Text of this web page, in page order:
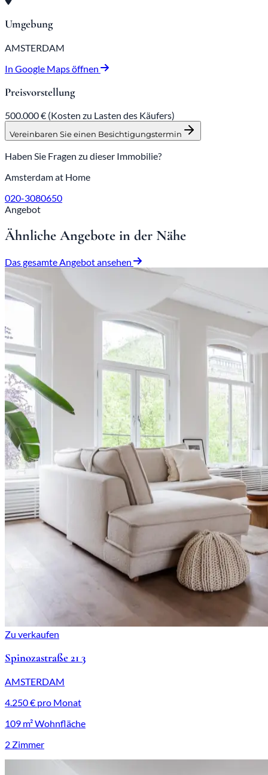
Umgebung
AMSTERDAM
In Google Maps öffnen
Preisvorstellung
500.000 € (Kosten zu Lasten des Käufers)
Vereinbaren Sie einen Besichtigungstermin
Haben Sie Fragen zu dieser Immobilie?
Amsterdam at Home
020-3080650
Angebot
Ähnliche Angebote in der Nähe
Das gesamte Angebot ansehen
Zu verkaufen
Spinozastraße 21 3
AMSTERDAM
4.250 € pro Monat
109 m² Wohnfläche
2 Zimmer